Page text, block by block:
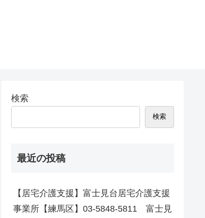
検索
検索
最近の投稿
【居宅介護支援】富士見台居宅介護支援
事業所【練馬区】03-5848-5811 富士見